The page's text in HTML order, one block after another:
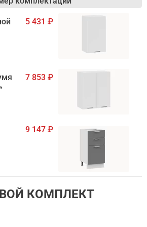
5 431
7 853
9 147
8 828
КОМПЛЕКТ